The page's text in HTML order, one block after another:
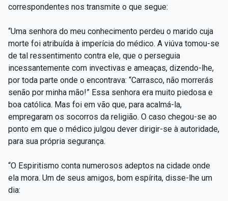
correspondentes nos transmite o que segue:
“Uma senhora do meu conhecimento perdeu o marido cuja
morte foi atribuída à imperícia do médico. A viúva tomou-se
de tal ressentimento contra ele, que o perseguia
incessantemente com invectivas e ameaças, dizendo-lhe,
por toda parte onde o encontrava: “Carrasco, não morrerás
senão por minha mão!” Essa senhora era muito piedosa e
boa católica. Mas foi em vão que, para acalmá-la,
empregaram os socorros da religião. O caso chegou-se ao
ponto em que o médico julgou dever dirigir-se à autoridade,
para sua própria segurança.
“O Espiritismo conta numerosos adeptos na cidade onde
ela mora. Um de seus amigos, bom espírita, disse-lhe um
dia: